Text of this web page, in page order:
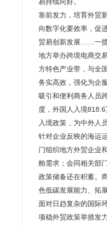
靠前发力，培育外贸
向数字化要效率，促
贸易创新发展……一揽
地方举办跨境电商交
方特色产业带，与全
务实高效，强化为企
吸引和便利商务人员
度，外国人入境
入境政策，为中外人
针对企业反映的海运
门组织地方外贸企业
舱需求；会同相关部
政策储备还在积蓄。
色低碳发展能力、拓
面对日趋复杂的国际
项稳外贸政策举措发